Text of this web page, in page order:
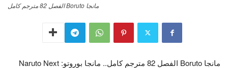
مانجا Boruto الفصل 82 مترجم كامل
مانجا Boruto الفصل 82 مترجم كامل.. مانجا بوروتو: Naruto Next